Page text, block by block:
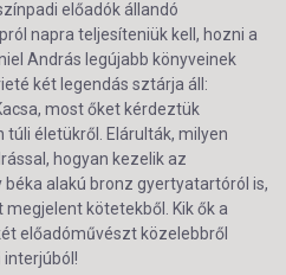
előadók állandó
napra teljesíteniük kell, hozni a
András legújabb könyveinek
két legendás sztárja áll:
most őket kérdeztük
életükről. Elárulták, milyen
hogyan kezelik az
alakú bronz gyertyatartóról is,
kötetekből. Kik ők a
előadóművészt közelebbről